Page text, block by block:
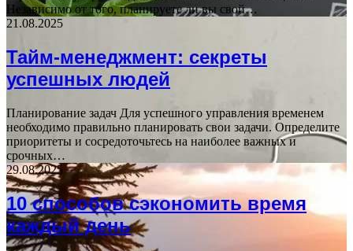
Независимо от того, планируете ли вы свой…
21.08.2025
Тайм-менеджмент: секреты
успешных людей
Планирование задач Для успешного управления временем
необходимо правильно планировать свои задачи. Определите
приоритеты и сосредоточьтесь на наиболее важных и
срочных…
29.08.2025
10 способов сэкономить время
каждый день